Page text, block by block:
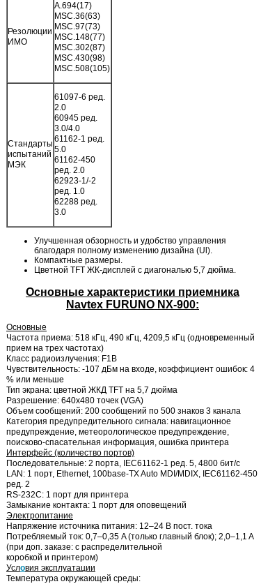
Резолюции
ИМО
A.694(17)
MSC.36(63)
MSC.97(73)
MSC.148(77)
MSC.302(87)
MSC.430(98)
MSC.508(105)
Стандарты
испытаний
МЭК
61097-6 ред.
2.0
60945 ред.
3.0/4.0
61162-1 ред.
5.0
61162-450
ред. 2.0
62923-1/-2
ред. 1.0
62288 ред.
3.0
Улучшенная обзорность и удобство управления
благодаря полному изменению дизайна (Ul).
Компактные размеры.
Цветной TFT ЖК-дисплей с диагональю 5,7 дюйма.
Основные характеристики приемника
Navtex FURUNO NX-900:
Основные
Частота приема: 518 кГц, 490 кГц, 4209,5 кГц (одновременный
прием на трех частотах)
Класс радиоизлучения: F1B
Чувствительность: -107 дБм на входе, коэффициент ошибок: 4
% или меньше
Тип экрана: цветной ЖКД TFT на 5,7 дюйма
Разрешение: 640х480 точек (VGA)
Объем сообщений: 200 сообщений по 500 знаков 3 канала
Категория предупредительного сигнала: навигационное
предупреждение, метеорологическое предупреждение,
поисково-спасательная информация, ошибка принтера
Интерфейс (количество портов)
Последовательные: 2 порта, IEC61162-1 ред. 5, 4800 бит/с
LAN: 1 порт, Ethernet, 100base-TX Auto MDI/MDIX, IEC61162-450
ред. 2
RS-232C: 1 порт для принтера
Замыкание контакта: 1 порт для оповещений
Электропитание
Напряжение источника питания: 12–24 В пост. тока
Потребляемый ток: 0,7–0,35 A (только главный блок); 2,0–1,1 A
(при доп. заказе: с распределительной
коробкой и принтером)
Условия эксплуатации
Температура окружающей среды: